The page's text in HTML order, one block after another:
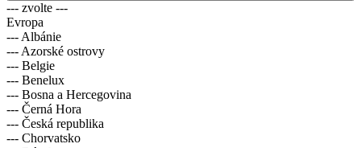
--- zvolte ---
Evropa
--- Albánie
--- Azorské ostrovy
--- Belgie
--- Benelux
--- Bosna a Hercegovina
--- Černá Hora
--- Česká republika
--- Chorvatsko